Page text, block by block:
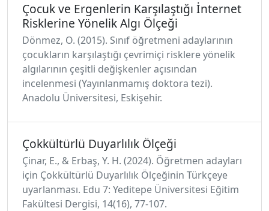
Çocuk ve Ergenlerin Karşılaştığı İnternet
Risklerine Yönelik Algı Ölçeği
Dönmez, O. (2015). Sınıf öğretmeni adaylarının
çocukların karşılaştığı çevrimiçi risklere yönelik
algılarının çeşitli değişkenler açısından
incelenmesi (Yayınlanmamış doktora tezi).
Anadolu Üniversitesi, Eskişehir.
Çokkültürlü Duyarlılık Ölçeği
Çinar, E., & Erbaş, Y. H. (2024). Öğretmen adayları
için Çokkültürlü Duyarlılık Ölçeğinin Türkçeye
uyarlanması. Edu 7: Yeditepe Üniversitesi Eğitim
Fakültesi Dergisi, 14(16), 77-107.